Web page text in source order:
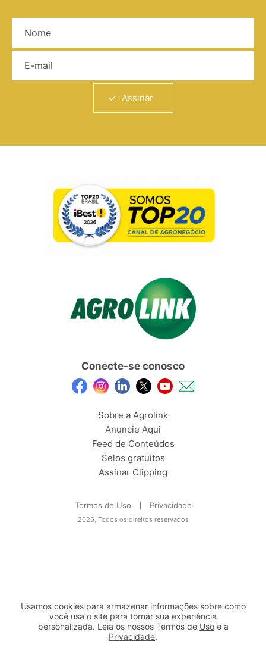
Assinar
Conecte-se conosco
Sobre a Agrolink
Anuncie Aqui
Feed de Conteúdos
Selos gratuitos
Assinar Clipping
Termos de Uso Privacidade
2026, Todos os direitos reservados
Usamos cookies para armazenar informações sobre como
você usa o site para tornar sua experiência
personalizada. Leia os nossos Termos de Usoe a
Privacidade.